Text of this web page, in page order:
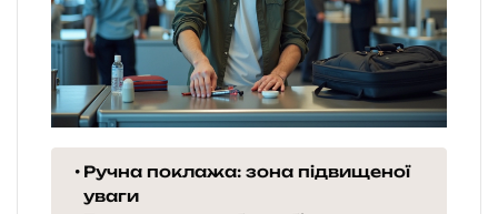
Ручна поклажа: зона підвищеної
уваги